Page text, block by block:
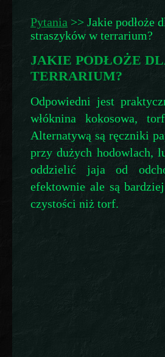
Pytania >> Jakie podłoże
straszyków w terrarium?
JAKIE PODŁOŻE
TERRARIUM?
Odpowiedni jest
włóknina kokosowa,
Alternatywą są ręczniki
przy dużych hodowlach,
oddzielić jaja od
efektownie ale są
czystości niż torf.